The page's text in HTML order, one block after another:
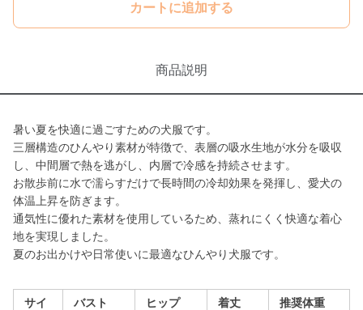
カートに追加する
商品説明
暑い夏を快適に過ごすための犬服です。
三層構造のひんやり素材が特徴で、表層の吸水生地が水分を吸収
し、中間層で熱を逃がし、内層で冷感を持続させます。
お散歩前に水で濡らすだけで長時間の冷却効果を発揮し、愛犬の
体温上昇を防ぎます。
通気性に優れた素材を使用しているため、蒸れにくく快適な着心
地を実現しました。
夏のお出かけや日常使いに最適なひんやり犬服です。
サイ
バスト
ヒップ
着丈
推奨体重